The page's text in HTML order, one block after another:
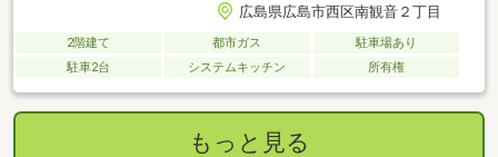
広島県広島市西区南観音２丁目
2階建て 都市ガス
駐車場あり
駐車2台
システムキッチン 所有権
もっと見る